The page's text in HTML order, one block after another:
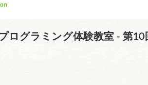
グラミング体験教室 - 第10